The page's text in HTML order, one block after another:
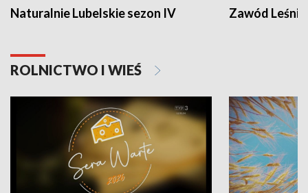
Naturalnie Lubelskie sezon IV Zawód Leśnik
ROLNICTWO I WIEŚ